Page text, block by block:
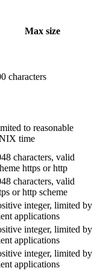
Max size
characters
to reasonable
time
characters, valid
https or http
characters, valid
or http scheme
integer, limited by
applications
integer, limited by
applications
integer, limited by
applications